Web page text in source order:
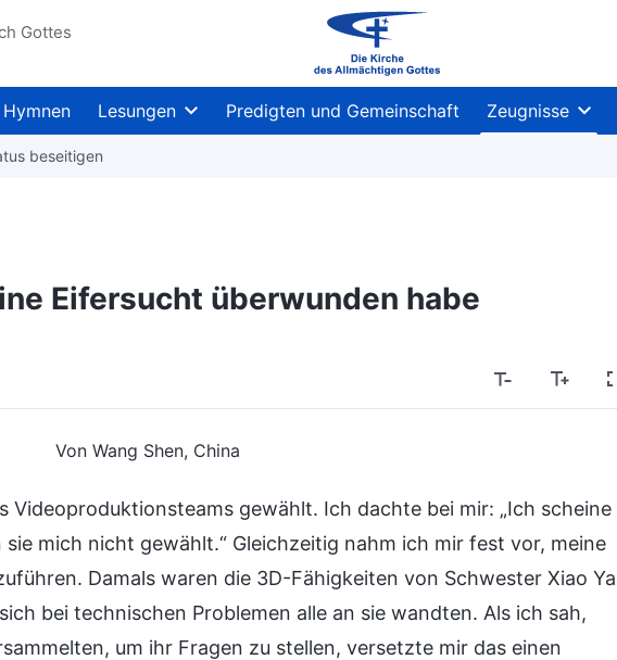
Gottes
Hymnen Lesungen Predigten und Gemeinschaft Zeugnisse
beseitigen
Eifersucht überwunden habe
Von Wang Shen, China
Videoproduktionsteams gewählt. Ich dachte bei mir: „Ich scheine
mich nicht gewählt.“ Gleichzeitig nahm ich mir fest vor, meine
Damals waren die 3D-Fähigkeiten von Schwester Xiao Ya
bei technischen Problemen alle an sie wandten. Als ich sah,
um ihr Fragen zu stellen, versetzte mir das einen